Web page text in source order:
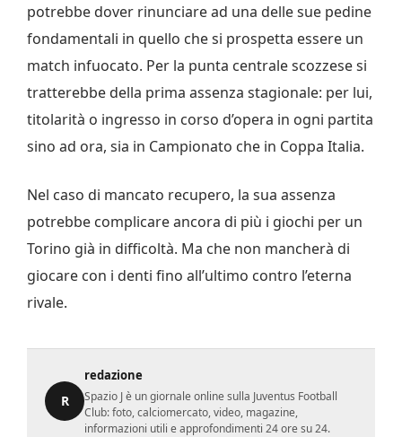
potrebbe dover rinunciare ad una delle sue pedine
fondamentali in quello che si prospetta essere un
match infuocato. Per la punta centrale scozzese si
tratterebbe della prima assenza stagionale: per lui,
titolarità o ingresso in corso d’opera in ogni partita
sino ad ora, sia in Campionato che in Coppa Italia.
Nel caso di mancato recupero, la sua assenza
potrebbe complicare ancora di più i giochi per un
Torino già in difficoltà. Ma che non mancherà di
giocare con i denti fino all’ultimo contro l’eterna
rivale.
R
redazione
Spazio J è un giornale online sulla Juventus Football
Club: foto, calciomercato, video, magazine,
informazioni utili e approfondimenti 24 ore su 24.